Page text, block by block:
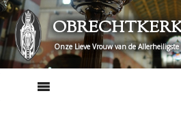
Skip
to
content
Onze Lieve Vrouw van de